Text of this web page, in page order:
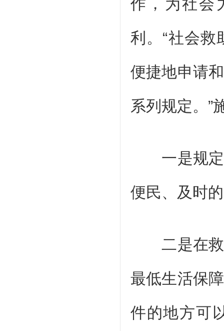
作，为社会
利。“社会
便捷地申请
系列规定。”
一是规定
便民、及时
二是在救
最低生活保
件的地方可